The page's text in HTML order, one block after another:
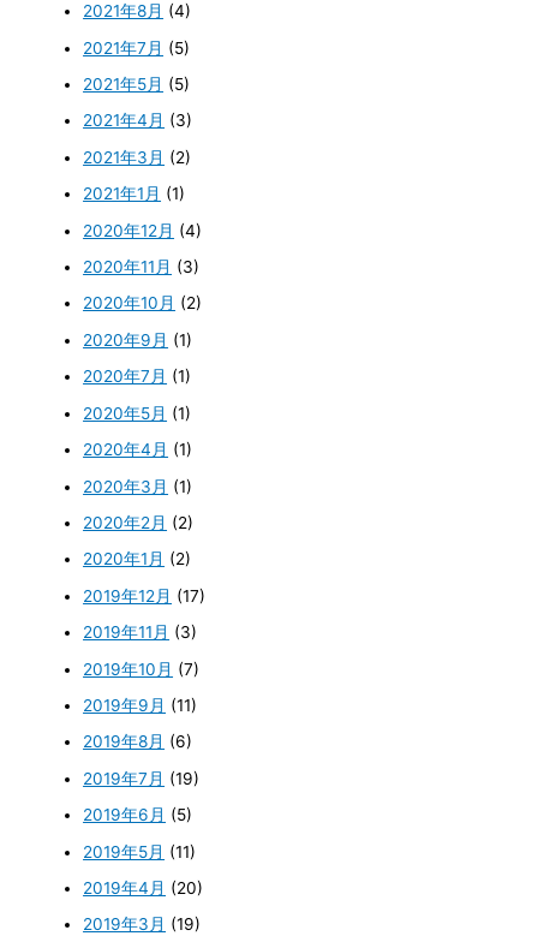
2021年8月 (4)
2021年7月 (5)
2021年5月 (5)
2021年4月 (3)
2021年3月 (2)
2021年1月 (1)
2020年12月 (4)
2020年11月 (3)
2020年10月 (2)
2020年9月 (1)
2020年7月 (1)
2020年5月 (1)
2020年4月 (1)
2020年3月 (1)
2020年2月 (2)
2020年1月 (2)
2019年12月 (17)
2019年11月 (3)
2019年10月 (7)
2019年9月 (11)
2019年8月 (6)
2019年7月 (19)
2019年6月 (5)
2019年5月 (11)
2019年4月 (20)
2019年3月 (19)